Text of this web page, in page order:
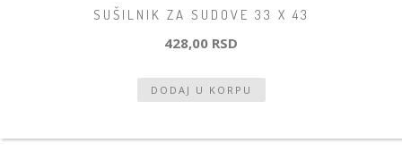
SUŠILNIK ZA SUDOVE 33 X 43
428,00 RSD